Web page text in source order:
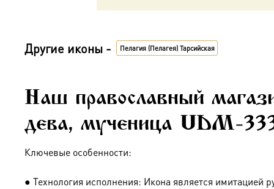
Другие иконы - Пелагия (Пелагея) Тарсийская
Наш православный
дева, мученица UDM-
Ключевые особенности:
● Технология исполнения: Икона является имитацией